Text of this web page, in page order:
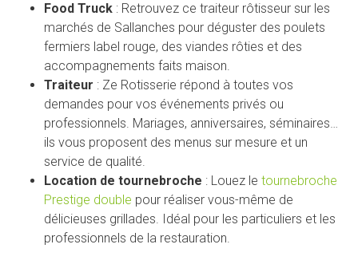
Food Truck : Retrouvez ce traiteur rôtisseur sur les
marchés de Sallanches pour déguster des poulets
fermiers label rouge, des viandes rôties et des
accompagnements faits maison.
Traiteur : Ze Rotisserie répond à toutes vos
demandes pour vos événements privés ou
professionnels. Mariages, anniversaires, séminaires…
ils vous proposent des menus sur mesure et un
service de qualité.
Location de tournebroche : Louez le tournebroche
Prestige double pour réaliser vous-même de
délicieuses grillades. Idéal pour les particuliers et les
professionnels de la restauration.